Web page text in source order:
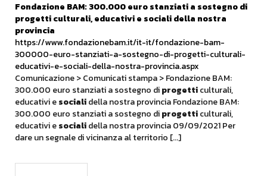
Fondazione BAM: 300.000 euro stanziati a sostegno di
progetticulturali, educativi e socialidella nostra
provincia
https://www.fondazionebam.it/it-it/fondazione-bam-
300000-euro-stanziati-a-sostegno-di-progetti-culturali-
educativi-e-sociali-della-nostra-provincia.aspx
Comunicazione > Comunicati stampa > Fondazione BAM:
300.000 euro stanziati a sostegno diprogetticulturali,
educativi esocialidella nostra provincia Fondazione BAM:
300.000 euro stanziati a sostegno diprogetticulturali,
educativi esocialidella nostra provincia 09/09/2021 Per
dare un segnale di vicinanza al territorio [...]